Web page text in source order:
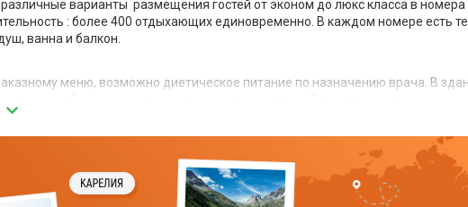
варианты размещения гостей от эконом до люкс класса в номера
: более 400 отдыхающих единовременно. В каждом номере есть
ванна и балкон.
меню, возможно диетическое питание по назначению врача. В
расположены два спальных пятиэтажных корпуса (с лифтами), столовая,
клуб, административное здание с лечебными кабинетами, храм, кафе,
зал, библиотека, Wi-Fi ,прокат спортивного инвентаря
магазин, банкомат "Сбербанка", тренажерный зал.